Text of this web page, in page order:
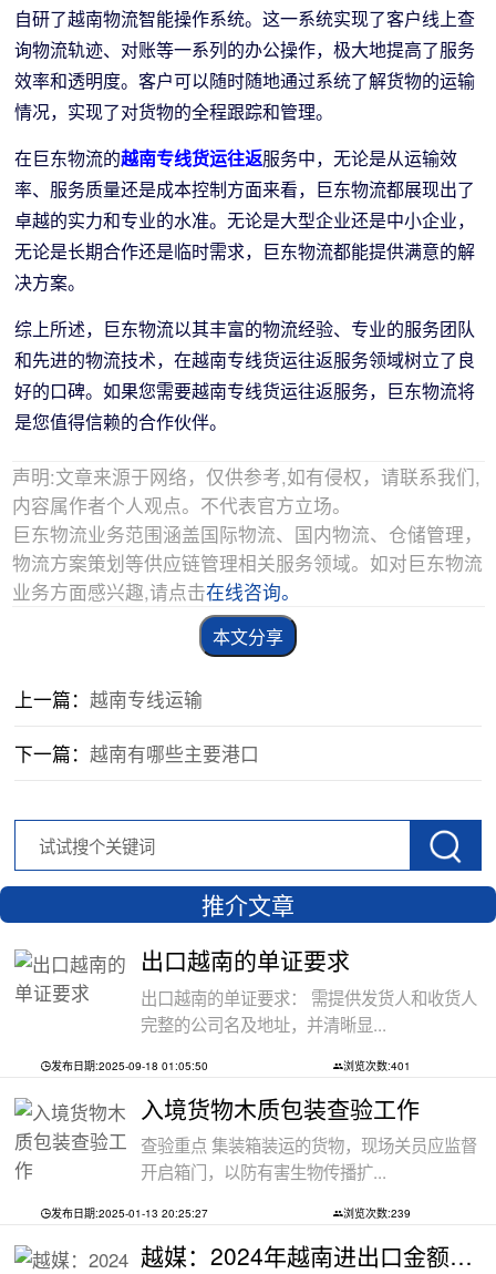
自研了越南物流智能操作系统。这一系统实现了客户线上查
询物流轨迹、对账等一系列的办公操作，极大地提高了服务
效率和透明度。客户可以随时随地通过系统了解货物的运输
情况，实现了对货物的全程跟踪和管理。
在巨东物流的越南专线货运往返服务中，无论是从运输效
率、服务质量还是成本控制方面来看，巨东物流都展现出了
卓越的实力和专业的水准。无论是大型企业还是中小企业，
无论是长期合作还是临时需求，巨东物流都能提供满意的解
决方案。
综上所述，巨东物流以其丰富的物流经验、专业的服务团队
和先进的物流技术，在越南专线货运往返服务领域树立了良
好的口碑。如果您需要越南专线货运往返服务，巨东物流将
是您值得信赖的合作伙伴。
声明:文章来源于网络，仅供参考,如有侵权，请联系我们,
内容属作者个人观点。不代表官方立场。
巨东物流业务范围涵盖国际物流、国内物流、仓储管理，
物流方案策划等供应链管理相关服务领域。如对巨东物流
业务方面感兴趣,请点击在线咨询。
本文分享
上一篇：越南专线运输
下一篇：越南有哪些主要港口
推介文章
出口越南的单证要求
出口越南的单证要求： 需提供发货人和收货人
完整的公司名及地址，并清晰显...
发布日期:2025-09-18 01:05:50 浏览次数:401
入境货物木质包装查验工作
查验重点 集装箱装运的货物，现场关员应监督
开启箱门，以防有害生物传播扩...
发布日期:2025-01-13 20:25:27 浏览次数:239
越媒：2024年越南进出口金额创下新高纪录